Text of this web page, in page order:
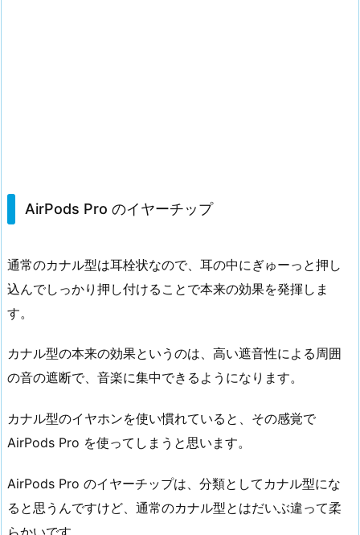
AirPods Pro のイヤーチップ
通常のカナル型は耳栓状なので、耳の中にぎゅーっと押し
込んでしっかり押し付けることで本来の効果を発揮しま
す。
カナル型の本来の効果というのは、高い遮音性による周囲
の音の遮断で、音楽に集中できるようになります。
カナル型のイヤホンを使い慣れていると、その感覚で
AirPods Pro を使ってしまうと思います。
AirPods Pro のイヤーチップは、分類としてカナル型にな
ると思うんですけど、通常のカナル型とはだいぶ違って柔
らかいです。